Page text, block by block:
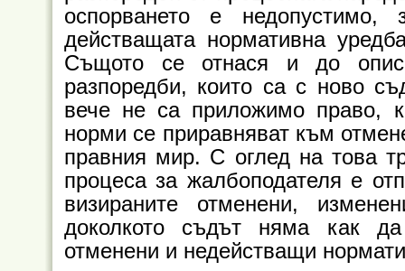
оспорването е
действащата нормативна
Същото се отнася и до
разпоредби, които са с ново
вече не са приложимо право,
норми се приравняват към
правния мир. С оглед на това
процеса за жалбоподателя е
визираните отменени,
доколкото съдът няма как
отменени и недействащи